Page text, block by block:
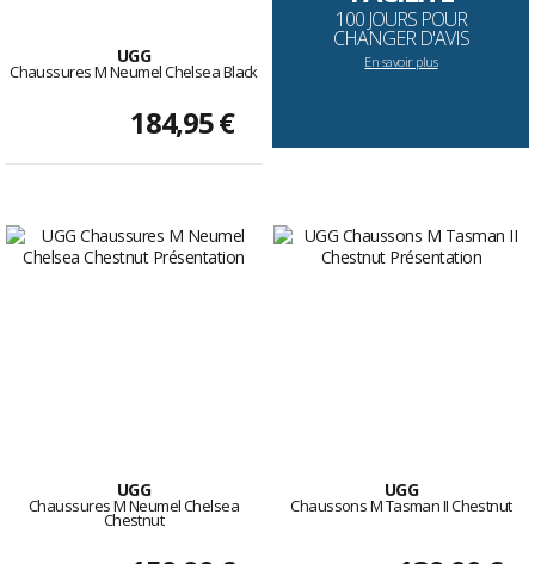
UGG
Chaussures M Neumel Chelsea Black
184,95 €
100 JOURS POUR
CHANGER D'AVIS
En savoir plus
UGG
Chaussures M Neumel Chelsea
Chestnut
UGG
Chaussons M Tasman II Chestnut